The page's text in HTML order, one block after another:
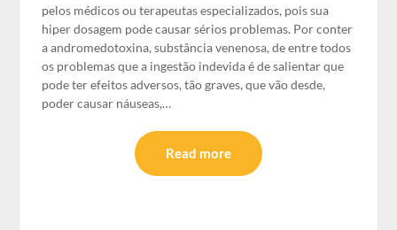
pelos médicos ou terapeutas especializados, pois sua
hiper dosagem pode causar sérios problemas. Por conter
a andromedotoxina, substância venenosa, de entre todos
os problemas que a ingestão indevida é de salientar que
pode ter efeitos adversos, tão graves, que vão desde,
poder causar náuseas,…
Read more